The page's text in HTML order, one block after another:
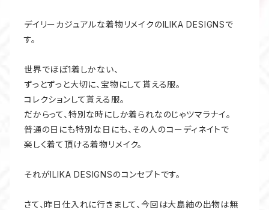
デイリーカジュアルな着物リメイクのILIKA DESIGNSで
す。
世界でほぼ1着しかない、
ずっとずっと大切に、宝物にして貰える服。
コレクションして貰える服。
だからって、特別な時にしか着られなのじゃツマラナイ。
普通の日にも特別な日にも、その人のコーディネイトで
楽しく着て頂ける着物リメイク。
それがILIKA DESIGNSのコンセプトです。
さて、昨日仕入れに行きまして、今回は大島紬の出物は無